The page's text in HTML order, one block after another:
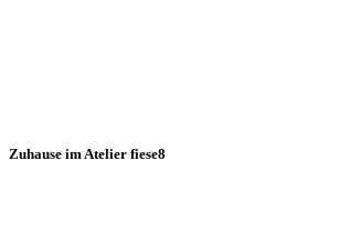
Zuhause im Atelier fiese8